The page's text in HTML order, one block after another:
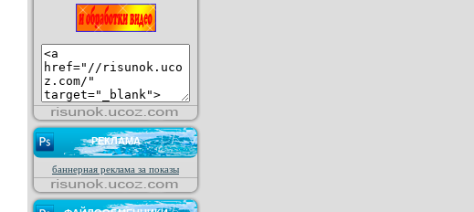
РЕКЛАМА
баннерная реклама за показы